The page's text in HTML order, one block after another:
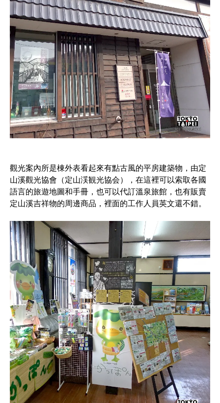
觀光案內所是棟外表看起來有點古風的平房建築物，由定
山溪觀光協會（定山渓観光協会），在這裡可以索取各國
語言的旅遊地圖和手冊，也可以代訂溫泉旅館，也有販賣
定山溪吉祥物的周邊商品，裡面的工作人員英文還不錯。